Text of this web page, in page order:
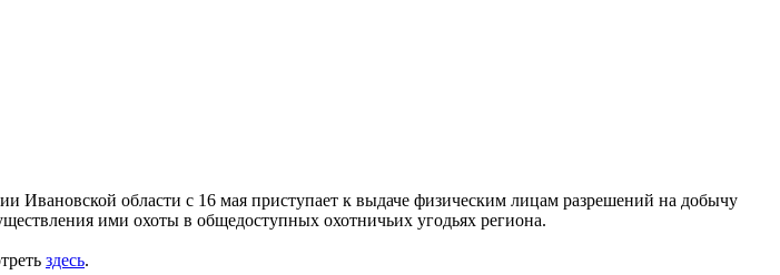
Ивановской области с 16 мая приступает к выдаче физическим лицам разрешений на добычу
ими охоты в общедоступных охотничьих угодьях региона.
здесь.